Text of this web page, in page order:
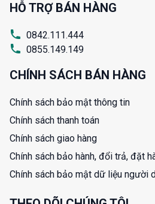
HỖ TRỢ BÁN HÀNG
0842.111.444
0855.149.149
CHÍNH SÁCH BÁN HÀNG
Chính sách bảo mật thông tin
Chính sách thanh toán
Chính sách giao hàng
Chính sách bảo hành, đổi trả, đặt
Chính sách bảo mật dữ liệu người